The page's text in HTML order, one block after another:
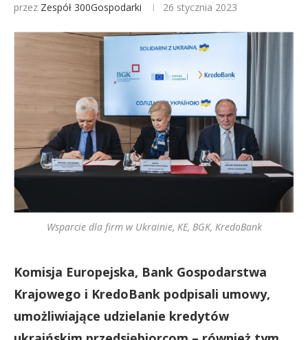
przez Zespół 300Gospodarki 26 stycznia 2023
Wsparcie dla firm w Ukrainie, KE, BGK, KredoBank
Komisja Europejska, Bank Gospodarstwa
Krajowego i KredoBank podpisali umowy,
umożliwiające udzielanie kredytów